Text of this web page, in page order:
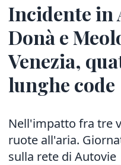
Incidente in
Donà e
Venezia,
lunghe code
Nell'impatto fra tre
ruote all'aria.
sulla rete di Autovie